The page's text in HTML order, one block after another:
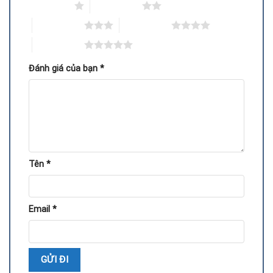
Việc thay IC nguồn VGA cần kỹ thuật và máy móc chuyên
Dùng thiết bị chuyên dụng tháo IC bị hỏng.
Đánh giá của bạn *
Tên *
Email *